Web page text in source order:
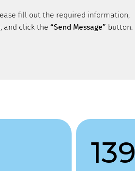
fill out the required information,
and click the“Send Message” button.
139